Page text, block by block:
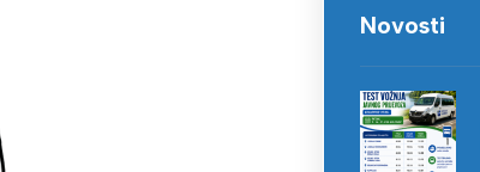
Novosti